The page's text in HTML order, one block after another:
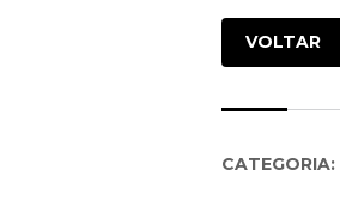
VOLTAR
CATEGORIA: